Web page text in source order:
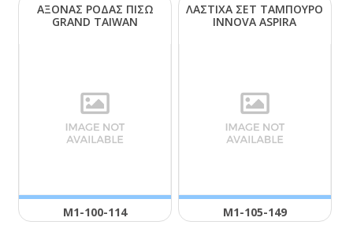
ΑΞΟΝΑΣ ΡΟΔΑΣ ΠΙΣΩ
GRΑΝD ΤΑΙWΑΝ
Μ1-100-114
ΛΑΣΤΙΧΑ ΣΕΤ ΤΑΜΠΟΥΡΟ
ΙΝΝΟVΑ ΑSΡΙRΑ
Μ1-105-149